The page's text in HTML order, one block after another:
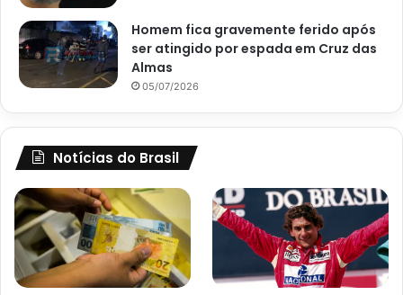
Homem fica gravemente ferido após
ser atingido por espada em Cruz das
Almas
05/07/2026
Notícias do Brasil